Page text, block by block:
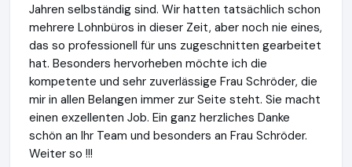
Jahren selbständig sind. Wir hatten tatsächlich schon
mehrere Lohnbüros in dieser Zeit, aber noch nie eines,
das so professionell für uns zugeschnitten gearbeitet
hat. Besonders hervorheben möchte ich die
kompetente und sehr zuverlässige Frau Schröder, die
mir in allen Belangen immer zur Seite steht. Sie macht
einen exzellenten Job. Ein ganz herzliches Danke
schön an Ihr Team und besonders an Frau Schröder.
Weiter so !!!